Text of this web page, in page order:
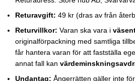
Returavgift: 49 kr (dras av från
Returvillkor: Varan ska vara i
originalförpackning med samtliga
får hantera varan för att fastställa
annat fall kan
Undantag: Ångerrätten gäller inte